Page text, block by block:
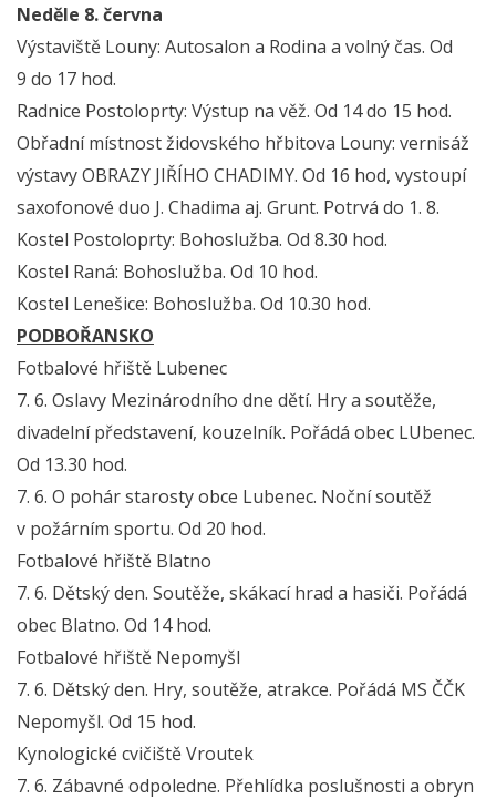
Neděle 8. června
Výstaviště Louny: Autosalon a Rodina a volný čas. Od
9 do 17 hod.
Radnice Postoloprty: Výstup na věž. Od 14 do 15 hod.
Obřadní místnost židovského hřbitova Louny: vernisáž
výstavy OBRAZY JIŘÍHO CHADIMY. Od 16 hod, vystoupí
saxofonové duo J. Chadima aj. Grunt. Potrvá do 1. 8.
Kostel Postoloprty: Bohoslužba. Od 8.30 hod.
Kostel Raná: Bohoslužba. Od 10 hod.
Kostel Lenešice: Bohoslužba. Od 10.30 hod.
PODBOŘANSKO
Fotbalové hřiště Lubenec
7. 6. Oslavy Mezinárodního dne dětí. Hry a soutěže,
divadelní představení, kouzelník. Pořádá obec LUbenec.
Od 13.30 hod.
7. 6. O pohár starosty obce Lubenec. Noční soutěž
v požárním sportu. Od 20 hod.
Fotbalové hřiště Blatno
7. 6. Dětský den. Soutěže, skákací hrad a hasiči. Pořádá
obec Blatno. Od 14 hod.
Fotbalové hřiště Nepomyšl
7. 6. Dětský den. Hry, soutěže, atrakce. Pořádá MS ČČK
Nepomyšl. Od 15 hod.
Kynologické cvičiště Vroutek
7. 6. Zábavné odpoledne. Přehlídka poslušnosti a obryn